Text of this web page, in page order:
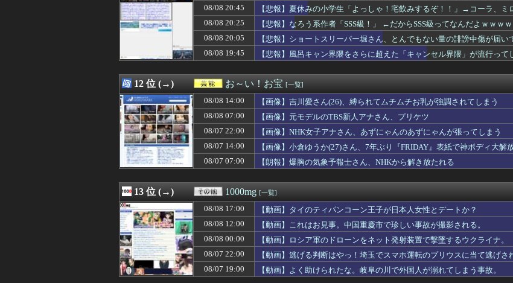
08/08 20:27
【画像】「美人すぎる県警本部長」、失職・・・
08/08 20:27
【西武対ソフトバンク19回戦】西武ドラ1小島、第5号逆転2ランホームラン！！！...
08/08 20:25
【愕然】ヤリチンとサシ飲みするアラサー女ｗｗｗｗｗｗｗｗｗwwww
【悲報】なろう系作者「SSS級！」 ←だからSSS級ってなんだよｗｗｗｗ
韓国人「欧州メディアがロンドン五輪銅メダルはく奪の可能性を報道！韓国が外国人
08/08 20:25
海外「”京都の鳥”は良いぞ」小規模だけどお勧めな日本の観光名所／お店に対する海...
08/08 20:25
【速報】ひろゆき、離婚へｗｗｗ
08/08 20:23
上茶谷大河7回無失点7奪三振ｗｗｗｗｗｗｗｗｗｗｗｗｗｗｗｗｗｗｗｗｗｗｗｗ
08/08 20:22
ガルシア、本日2失策。普通のゴロや普通のフライ処理ができない模様
08/08 20:21
知的障害者を題材とした小説を書いたけど、誰か読んでくれない？
08/08 20:20
バカ「アジフライうめーwww」ワイ「ほーい(ケチャップ取り上げる)」
08/08 20:20
【動画】黒人系アイドルさん、リアルディズニープリンセスと話題に 【Pickup...
08/08 20:20
【竹外交】米国は曖昧､韓国は冷ややか…習近平を激怒させた高市発言に｢無言の支持
08/08 20:20
【閲覧注意】JK妹と喧嘩した兄、3分後妹が ”こうなってて” 絶望する…（衝撃...
08/08 20:20
自認レイブンクローってワードめっさすこ
08/08 20:18
【朗報】女子「ちょっと待って、ワイくんってハンターハンターにいたよね？」ワイ「
08/08 20:18
【衝撃】先日ワイに｢殺すぞ｣と言った上司、｢胃が痛い｣とか言い出すｗｗｗｗｗ
08/08 20:18
難病を抱えて余命宣告を受けた。身寄りなしのシンママで高1の息子に毎日氏ね氏ね言...
08/08 20:18
バスでカーブ・坂道の道のりなので危ないと思い3歳の子供達だけを座らせてたら『子...
08/08 20:16
NATOの座標提供でロシアが被害者面？（海外の反応）
08/08 20:15
イオンのタイムセールで買った３００円Ｔシャツがもうすぐ６才を迎えようとしてい
08/08 20:15
世界猫の日
08/08 20:15
【画像】貧乳好きは左のえっち女子を選ぶらしいww
08/08 20:14
ガンダムシリーズでダントツのクソ親キャラｗｗｗｗｗｗｗｗｗｗｗｗ
08/08 20:45
【悲報】夏休みの小学生「よっしゃ！宅飲みするぞ！！」→コーラ、ミ
08/08 20:25
【悲報】なろう系作者「SSS級！」 ←だからSSS級ってなんだよｗｗｗｗ
08/08 20:05
【悲報】ショートスリーパー堀さん、とんでもない量の誹謗中傷が届
08/08 19:45
【悲報】風呂キャン界隈をさらに超えた「キャンセル界隈」が流行って
12 位 (→) お～い！お宝 [一覧]
08/08 14:00
【画像】吉川愛さん(26)、縛られてムチムチお乳が強調されてしまう
08/08 07:00
【画像】元モデルのTBS新人アナさん、プリケツ
08/07 22:00
【画像】NHK女子アナさん、あずにゃんのあずにゃんが張ってしまう
08/07 14:00
【画像】小倉ゆうか(27)さん、7年ぶり『FRIDAY』表紙で神ボディ大解
08/07 07:00
【朗報】爆胸の気象予報士さん、NHKから解き放たれる
13 位 (→) 1000mg [一覧]
08/08 17:00
【動画】タイのティパンコーン王子が日本人女性とデートか？
08/08 12:00
【動画】これはお見事。中国重慶市で珍しい事故が撮影される。
08/08 00:00
【動画】ロシア軍のドローンをネット発射装置で撃墜するウクライナ。
08/07 22:00
【動画】逃げる判断はやっ！埼玉でスマホ運転のプリウスに当て逃げさ
08/07 19:00
【動画】よく助けられたな。岐阜の川で外国人が溺れてしまう事故。